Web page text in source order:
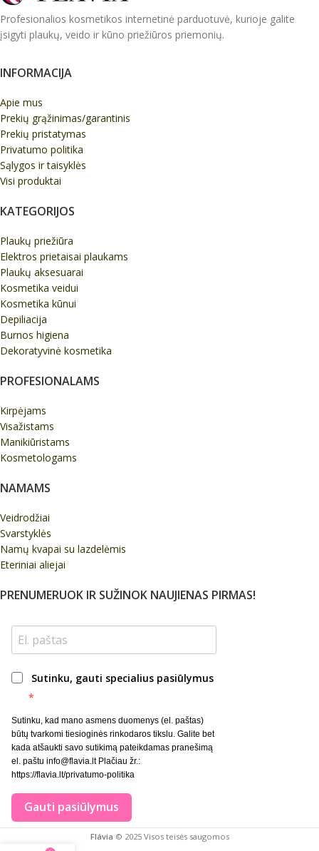
Profesionalios kosmetikos internetinė parduotuvė, kurioje galite
įsigyti plaukų, veido ir kūno priežiūros priemonių.
INFORMACIJA
Apie mus
Prekių grąžinimas/garantinis
Prekių pristatymas
Privatumo politika
Sąlygos ir taisyklės
Visi produktai
KATEGORIJOS
Plaukų priežiūra
Elektros prietaisai plaukams
Plaukų aksesuarai
Kosmetika veidui
Kosmetika kūnui
Depiliacija
Burnos higiena
Dekoratyvinė kosmetika
PROFESIONALAMS
Kirpėjams
Visažistams
Manikiūristams
Kosmetologams
NAMAMS
Veidrodžiai
Svarstyklės
Namų kvapai su lazdelėmis
Eteriniai aliejai
PRENUMERUOK IR SUŽINOK NAUJIENAS PIRMAS!
Sutinku, gauti specialius pasiūlymus
Sutinku, kad mano asmens duomenys (el. paštas)
būtų tvarkomi tiesioginės rinkodaros tikslu. Galite bet
kada atšaukti savo sutikimą pateikdamas pranešimą
el. paštu info@flavia.lt Plačiau žr.:
https://flavia.lt/privatumo-politika
Gauti pasiūlymus
Flávia © 2025 Visos teisės saugomos